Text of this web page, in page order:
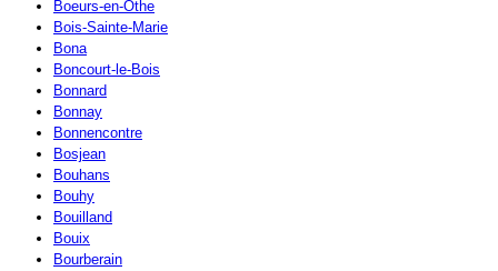
Boeurs-en-Othe
Bois-Sainte-Marie
Bona
Boncourt-le-Bois
Bonnard
Bonnay
Bonnencontre
Bosjean
Bouhans
Bouhy
Bouilland
Bouix
Bourberain